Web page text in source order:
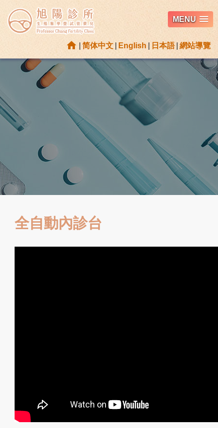
home | 简体中文 | English | 日本語| 網站導覽
MENU
全自動內診台